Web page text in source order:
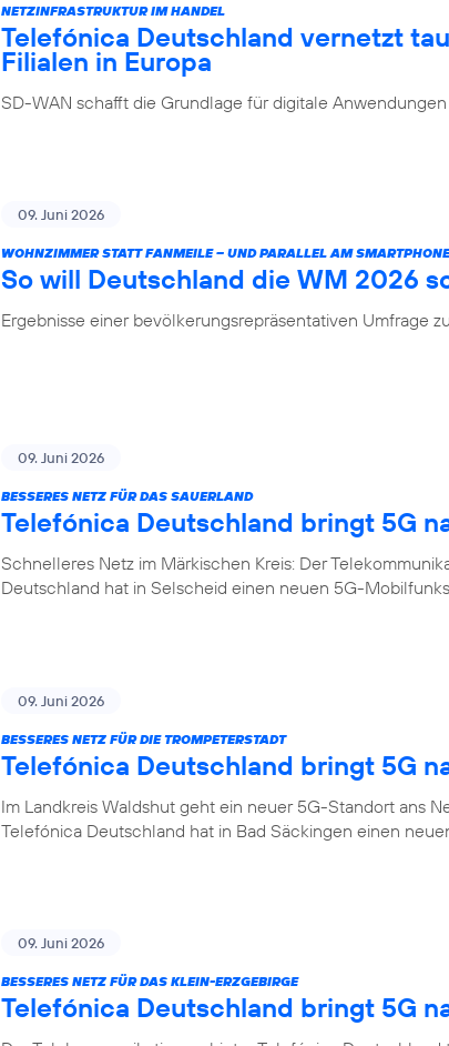
NETZINFRASTRUKTUR IM HANDEL
Telefónica Deutschland vernetzt
Filialen in Europa
SD-WAN schafft die Grundlage für digitale
09. Juni 2026
WOHNZIMMER STATT FANMEILE – UND PARALLEL AM SMARTPHONE
So will Deutschland die WM 2026
Ergebnisse einer bevölkerungsrepräsentativen Umfrage
09. Juni 2026
BESSERES NETZ FÜR DAS SAUERLAND
Telefónica Deutschland bringt 5G
Schnelleres Netz im Märkischen Kreis: Der
Deutschland hat in Selscheid einen neuen 5G-
09. Juni 2026
BESSERES NETZ FÜR DIE TROMPETERSTADT
Telefónica Deutschland bringt 5G
Im Landkreis Waldshut geht ein neuer 5G-Standort ans
Telefónica Deutschland hat in Bad Säckingen einen
09. Juni 2026
BESSERES NETZ FÜR DAS KLEIN-ERZGEBIRGE
Telefónica Deutschland bringt 5G